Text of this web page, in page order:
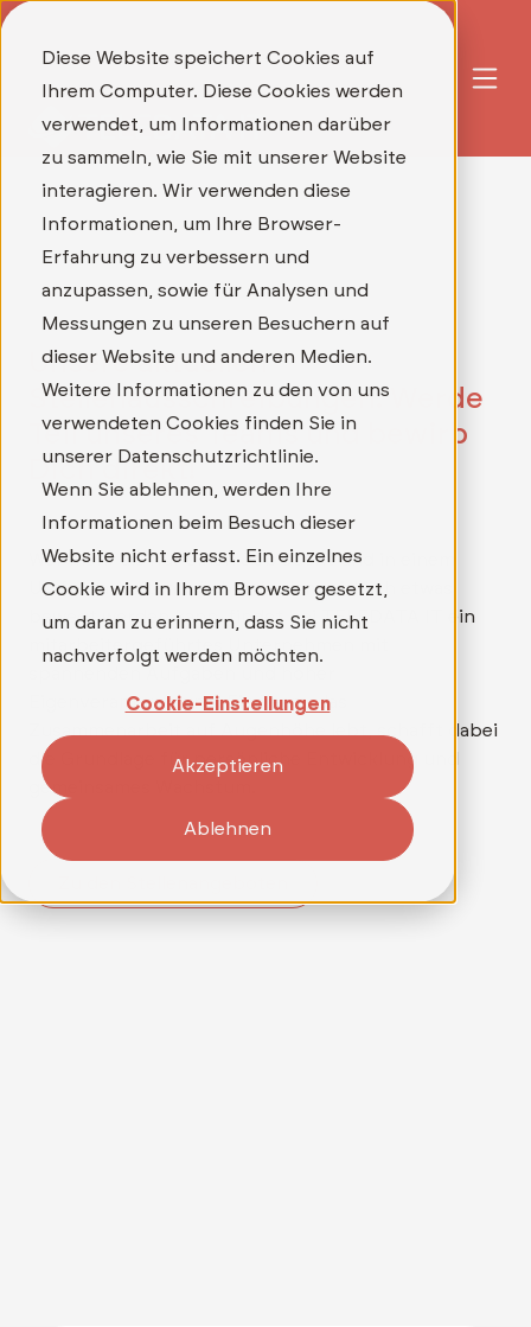
Diese Website speichert Cookies auf
Ihrem Computer. Diese Cookies werden
verwendet, um Informationen darüber
zu sammeln, wie Sie mit unserer Website
interagieren. Wir verwenden diese
Informationen, um Ihre Browser-
Erfahrung zu verbessern und
anzupassen, sowie für Analysen und
Messungen zu unseren Besuchern auf
dieser Website und anderen Medien.
Weitere Informationen zu den von uns
verwendeten Cookies finden Sie in
unserer Datenschutzrichtlinie.
Wenn Sie ablehnen, werden Ihre
Informationen beim Besuch dieser
Website nicht erfasst. Ein einzelnes
Cookie wird in Ihrem Browser gesetzt,
um daran zu erinnern, dass Sie nicht
nachverfolgt werden möchten.
Cookie-Einstellungen
Akzeptieren
Ablehnen
Unsere aktuellen
Stellenausschreibungen: Werde
Teil unseres Teams und bewirb
Dich direkt!
Wer mehr als nur einen Job sucht und in einem
Umfeld arbeiten möchte, in dem wirklich etwas
bewegt werden kann, findet bei TELEDATA IT ein
mitarbeitergeführtes Unternehmen mit
spannenden Aufgaben und hoher
Eigenverantwortung. Ein Team, das
Zusammenarbeit auf Augenhöhe lebt, schafft dabei
die Grundlage für persönliche Entwicklung und
gemeinsames Wachstum.